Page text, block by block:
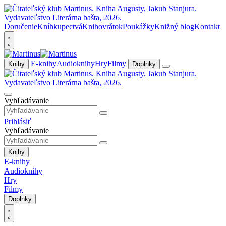
DoručenieKníhkupectváKnihovrátokPoukážkyKnižný blogKontakt
Knihy E-knihyAudioknihyHryFilmy Doplnky
Vyhľadávanie
Prihlásiť
Vyhľadávanie
Knihy
E-knihy
Audioknihy
Hry
Filmy
Doplnky